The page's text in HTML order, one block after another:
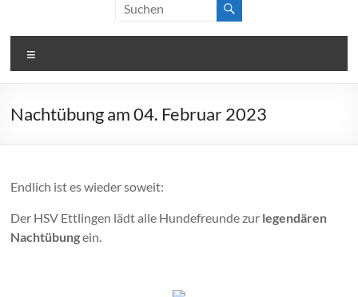
Nachtübung am 04. Februar 2023
Endlich ist es wieder soweit:
Der HSV Ettlingen lädt alle Hundefreunde zur legendären
Nachtübungein.